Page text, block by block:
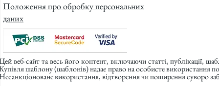
Положення про обробку персональних
даних
веб-сайт та весь його контент, включаючи статті, публікації,
шаблону (шаблонів) надає право на особисте використання
використання, відтворення чи поширення суворо